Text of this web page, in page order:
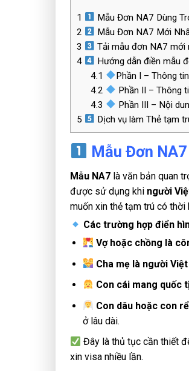
1
Mẫu Đơn NA7 Dùng
2
Mẫu Đơn NA7 Mới
3
Tải mẫu đơn NA7 mới
4
Hướng dẫn điền mẫu
4.1
Phần I – Thông
4.2
Phần II – Thông
4.3
Phần III – Nội
5
Dịch vụ làm Thẻ tạm
Mẫu Đơn
Mẫu NA7 là văn bản quan
được sử dụng khi người
muốn xin thẻ tạm trú có thời
Các trường hợp điển
Vợ hoặc chồng là
Cha mẹ là người Việt
Con cái mang quốc
Con dâu hoặc con
ở lâu dài.
Đây là thủ tục cần thiết
xin visa nhiều lần.